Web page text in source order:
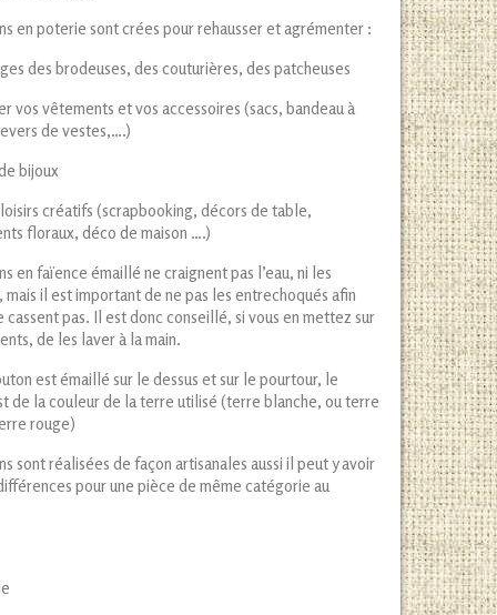
en poterie sont crées pour rehausser et agrémenter :
des brodeuses, des couturières, des patcheuses
vos vêtements et vos accessoires (sacs, bandeau à
de vestes,….)
bijoux
créatifs (scrapbooking, décors de table,
floraux, déco de maison ….)
en faïence émaillé ne craignent pas l’eau, ni les
il est important de ne pas les entrechoqués afin
cassent pas. Il est donc conseillé, si vous en mettez sur
de les laver à la main.
est émaillé sur le dessus et sur le pourtour, le
de la couleur de la terre utilisé (terre blanche, ou terre
rouge)
sont réalisées de façon artisanales aussi il peut y avoir
pour une pièce de même catégorie au
poids